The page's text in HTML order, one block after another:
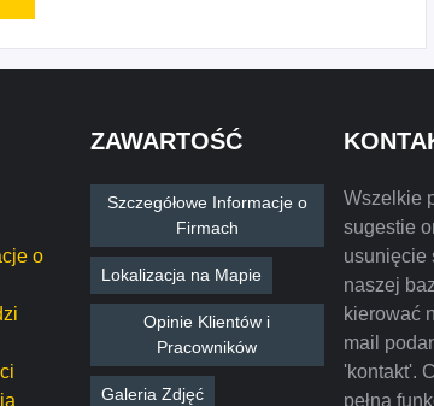
o
ZAWARTOŚĆ
Szczegółowe Informacje o
Firmach
Lokalizacja na Mapie
Opinie Klientów i
Pracowników
Galeria Zdjęć
Wszelkie
sugestie
usunięcie
naszej
kierować
mail
'kontakt'.
pełną